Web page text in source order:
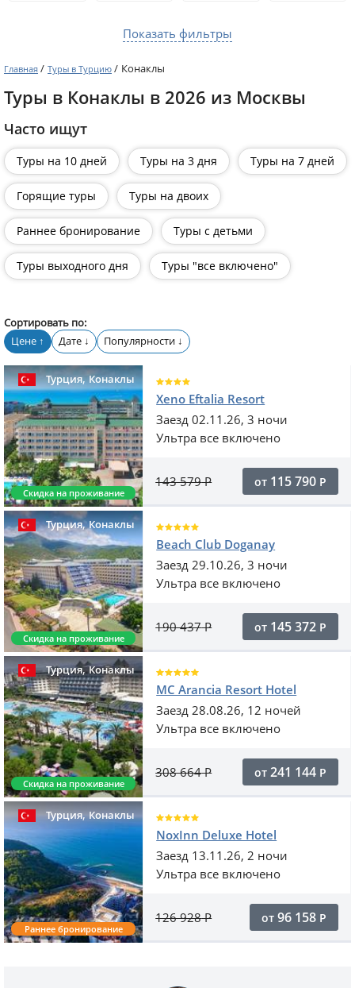
Показать фильтры
Главная / Туры в Турцию / Конаклы
Туры в Конаклы в 2026 из Москвы
Часто ищут
Туры на 10 дней Туры на 3 дня Туры на 7 дней
Горящие туры Туры на двоих
Раннее бронирование Туры с детьми
Туры выходного дня Туры "все включено"
Сортировать по:
Цене ↑ Дате ↓ Популярности ↓
Турция,Конаклы
Скидка на проживание
Xeno Eftalia Resort
Заезд 02.11.26, 3 ночи
Ультра все включено
143 579Р от 115 790 Р
Турция,Конаклы
Скидка на проживание
Beach Club Doganay
Заезд 29.10.26, 3 ночи
Ультра все включено
190 437Р от 145 372 Р
Турция,Конаклы
Скидка на проживание
MC Arancia Resort Hotel
Заезд 28.08.26, 12 ночей
Ультра все включено
308 664Р от 241 144 Р
Турция,Конаклы
Раннее бронирование
NoxInn Deluxe Hotel
Заезд 13.11.26, 2 ночи
Ультра все включено
126 928Р от 96 158 Р